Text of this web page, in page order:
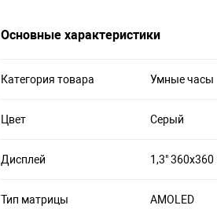
Основные характеристики
Категория товара Умные часы
Цвет Серый
Дисплей 1,3" 360x360
Тип матрицы AMOLED